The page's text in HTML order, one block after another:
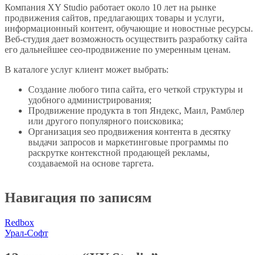
Компания XY Studio работает около 10 лет на рынке
продвижения сайтов, предлагающих товары и услуги,
информационный контент, обучающие и новостные ресурсы.
Веб-студия дает возможность осуществить разработку сайта
его дальнейшее сео-продвижение по умеренным ценам.
В каталоге услуг клиент может выбрать:
Создание любого типа сайта, его четкой структуры и
удобного администрирования;
Продвижение продукта в топ Яндекс, Маил, Рамблер
или другого популярного поисковика;
Организация seo продвижения контента в десятку
выдачи запросов и маркетинговые программы по
раскрутке контекстной продающей рекламы,
создаваемой на основе таргета.
Навигация по записям
Redbox
Урал-Софт